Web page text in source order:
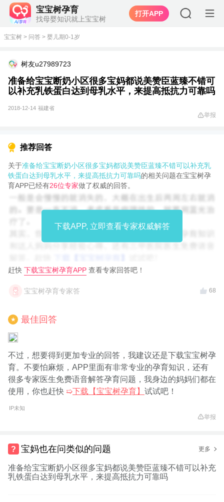
宝宝树孕育
找母婴知识就上宝宝树
打开APP
宝宝树 > 问答 > 婴儿期0-1岁
树友u27989723
准备给宝宝断奶小区很多宝妈都说美赞臣蓝臻不错可
以补充乳铁蛋白达到母乳水平，来提高抵抗力可靠吗
2018-12-14 福建省
举报
推荐回答
关于准备给宝宝断奶小区很多宝妈都说美赞臣蓝臻不错可以补充乳
铁蛋白达到母乳水平，来提高抵抗力可靠吗的相关问题在宝宝树孕
育APP已经有26位专家做了权威的回答。
下载APP, 立即查看专家权威解答
赶快 下载宝宝树孕育APP 查看专家回答吧！
宝宝树孕育专家答 68
★ 最佳回答
不过，想要得到更加专业的回答，我建议还是下载宝宝树孕
育。不要怕麻烦，APP里面有非常专业的孕育知识，还有
很多专家医生免费语音解答孕育问题，我身边的妈妈们都在
使用，你也赶快 ➯下载【宝宝树孕育】 试试吧！
IP未知
举报
宝妈也在问类似的问题 更多
准备给宝宝断奶小区很多宝妈都说美赞臣蓝臻不错可以补充
乳铁蛋白达到母乳水平，来提高抵抗力可靠吗